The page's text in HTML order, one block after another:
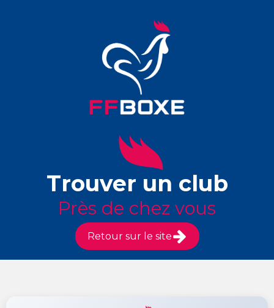
Trouver un club
Près de chez vous
Retour sur le site